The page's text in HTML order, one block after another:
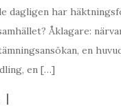
dagligen har
Åklagare:
en
en […]